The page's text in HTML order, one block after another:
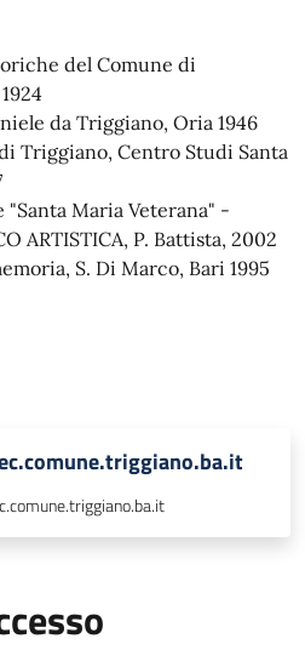
del Comune di
da Triggiano, Oria 1946
Triggiano, Centro Studi Santa
Maria Veterana" -
ARTISTICA, P. Battista, 2002
S. Di Marco, Bari 1995